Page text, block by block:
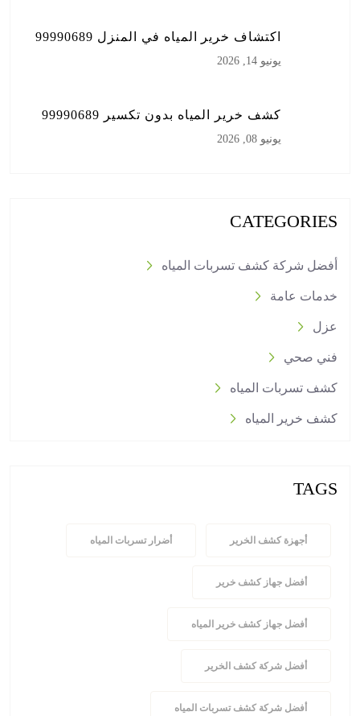
اكتشاف خرير المياه في المنزل 99990689
يونيو 14, 2026
كشف خرير المياه بدون تكسير 99990689
يونيو 08, 2026
CATEGORIES
أفضل شركة كشف تسربات المياه
خدمات عامة
عزل
فني صحي
كشف تسربات المياه
كشف خرير المياه
TAGS
أجهزة كشف الخرير أضرار تسربات المياه
أفضل جهاز كشف خرير
أفضل جهاز كشف خرير المياه
أفضل شركة كشف الخرير
أفضل شركة كشف تسربات المياه